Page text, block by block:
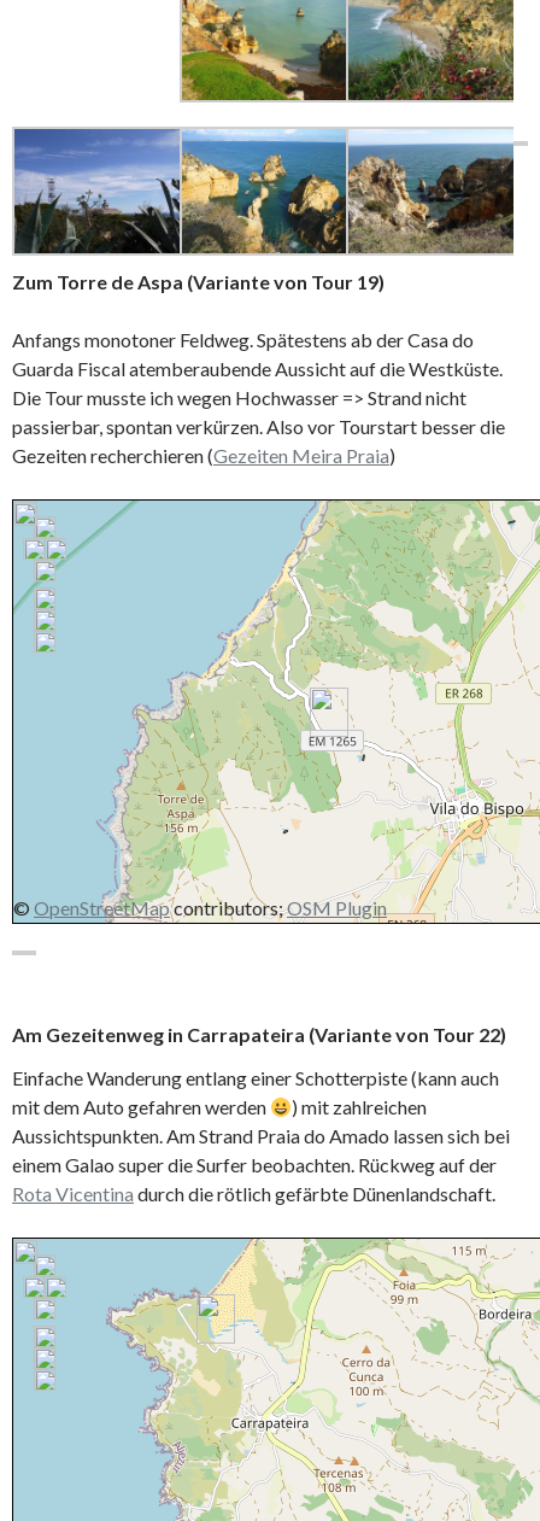
Zum Torre de Aspa (Variante von Tour 19)
Anfangs monotoner Feldweg. Spätestens ab der Casa do
Guarda Fiscal atemberaubende Aussicht auf die Westküste.
Die Tour musste ich wegen Hochwasser => Strand nicht
passierbar, spontan verkürzen. Also vor Tourstart besser die
Gezeiten recherchieren (Gezeiten Meira Praia)
© OpenStreetMapcontributors;OSM Plugin
Am Gezeitenweg in Carrapateira (Variante von Tour 22)
Einfache Wanderung entlang einer Schotterpiste (kann auch
mit dem Auto gefahren werden
) mit zahlreichen
Aussichtspunkten. Am Strand Praia do Amado lassen sich bei
einem Galao super die Surfer beobachten. Rückweg auf der
Rota Vicentina durch die rötlich gefärbte Dünenlandschaft.